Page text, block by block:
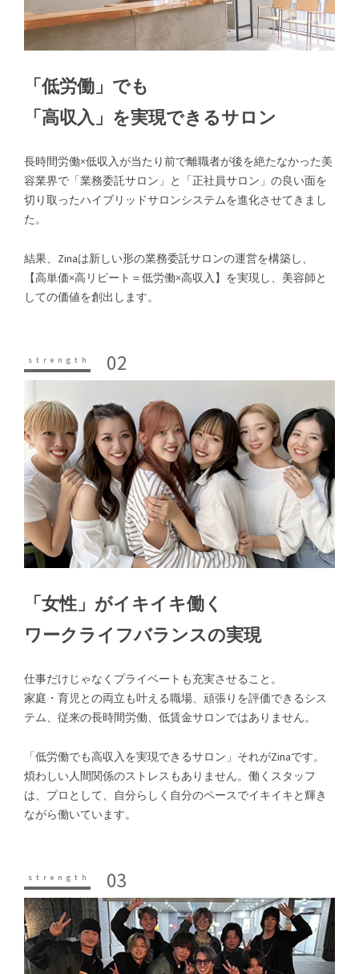
「低労働」でも
「高収入」を実現できるサロン
長時間労働×低収入が当たり前で離職者が後を絶たなかった美
容業界で「業務委託サロン」と「正社員サロン」の良い面を
切り取ったハイブリッドサロンシステムを進化させてきまし
た。
結果、Zinaは新しい形の業務委託サロンの運営を構築し、
【高単価×高リピート＝低労働×高収入】を実現し、美容師と
しての価値を創出します。
02
「女性」がイキイキ働く
ワークライフバランスの実現
仕事だけじゃなくプライベートも充実させること。
家庭・育児との両立も叶える職場、頑張りを評価できるシス
テム、従来の長時間労働、低賃金サロンではありません。
「低労働でも高収入を実現できるサロン」それがZinaです。
煩わしい人間関係のストレスもありません。働くスタッフ
は、プロとして、自分らしく自分のペースでイキイキと輝き
ながら働いています。
03